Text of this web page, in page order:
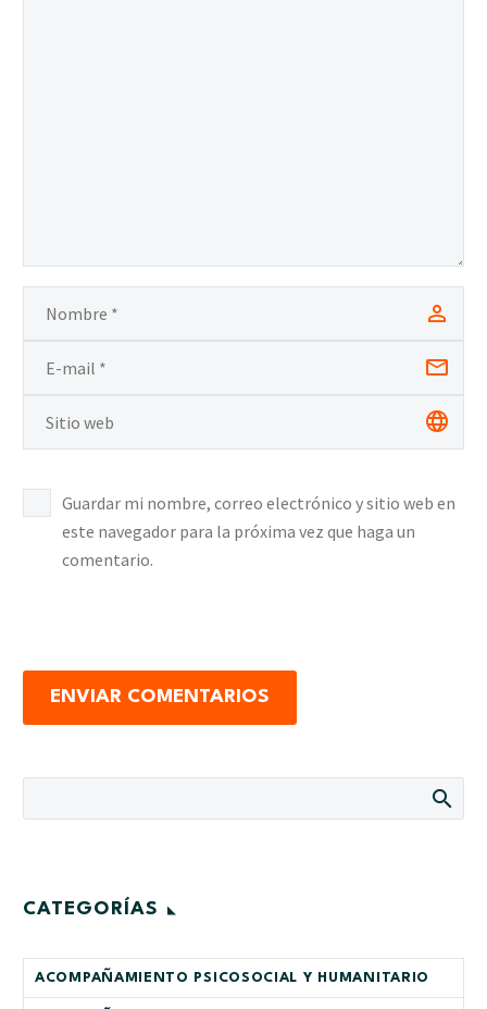
Guardar mi nombre, correo electrónico y sitio web en
este navegador para la próxima vez que haga un
comentario.
ENVIAR COMENTARIOS
CATEGORÍAS
ACOMPAÑAMIENTO PSICOSOCIAL Y HUMANITARIO